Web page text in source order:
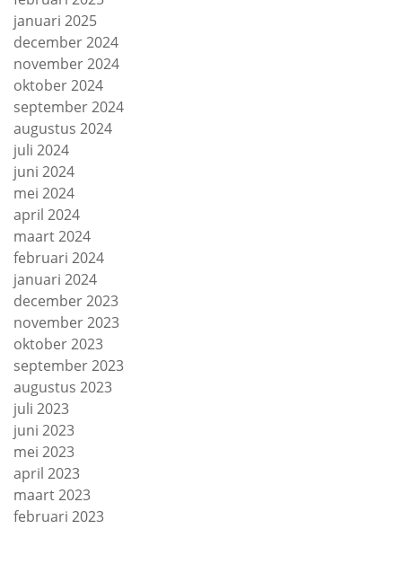
januari 2025
december 2024
november 2024
oktober 2024
september 2024
augustus 2024
juli 2024
juni 2024
mei 2024
april 2024
maart 2024
februari 2024
januari 2024
december 2023
november 2023
oktober 2023
september 2023
augustus 2023
juli 2023
juni 2023
mei 2023
april 2023
maart 2023
februari 2023